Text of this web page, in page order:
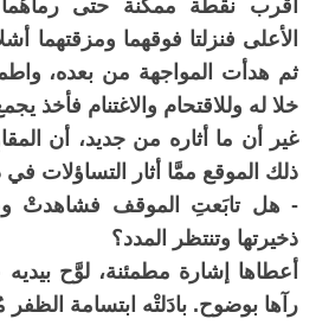
أقرب نقطة ممكنة حتى رماهُما
الأعلى فنزلتا فوقهما ومزقتهما
ثم هدأت المواجهة من بعده،
خلا له وللاقتحام والاغتنام فأخذ
غير أن ما أثاره من جديد، أن
ذلك الموقع ممَّا أثار التساؤلات في
- هل تابَعتِ الموقف فشاهدتْ
ذخيرتها وتنتظر المدد؟
أعطاها إشارة مطمئنة، لوَّح
رآها بوضوح. بادَلتْه ابتسامة الظفر